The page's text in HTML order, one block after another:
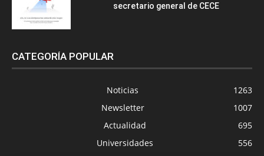
secretario general de CECE
CATEGORÍA POPULAR
Noticias
1263
Newsletter
1007
Actualidad
695
Universidades
556